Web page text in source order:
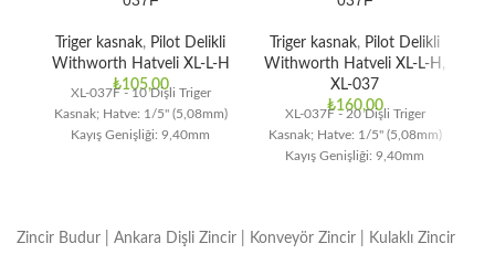
Triger kasnak, Pilot Delikli
Withworth Hatveli XL-L-H
₺105,00
XL-037F - 10 Dişli Triger
Kasnak; Hatve: 1/5" (5,08mm)
Kayış Genişliği: 9,40mm
Triger kasnak, Pilot Delikli
Withworth Hatveli XL-L-H ,
XL-037
₺160,00
XL-037F - 20 Dişli Triger
Kasnak; Hatve: 1/5" (5,08mm)
Kayış Genişliği: 9,40mm
Zincir Budur | Ankara Dişli Zincir | Konveyör Zincir | Kulaklı Zincir